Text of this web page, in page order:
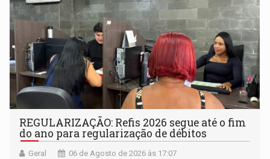
REGULARIZAÇÃO: Refis 2026 segue até o fim
do ano para regularização de débitos
Geral 06 de Agosto de 2026 às 17:07